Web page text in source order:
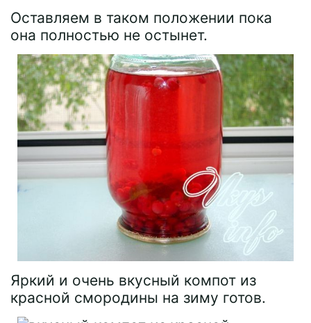
Оставляем в таком положении пока
она полностью не остынет.
Яркий и очень вкусный компот из
красной смородины на зиму готов.